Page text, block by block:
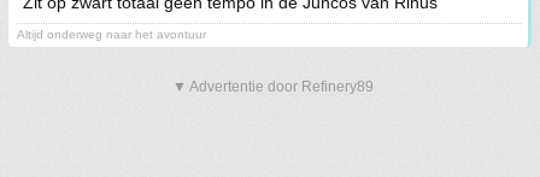
Altijd onderweg naar het avontuur
▼ Advertentie door Refinery89